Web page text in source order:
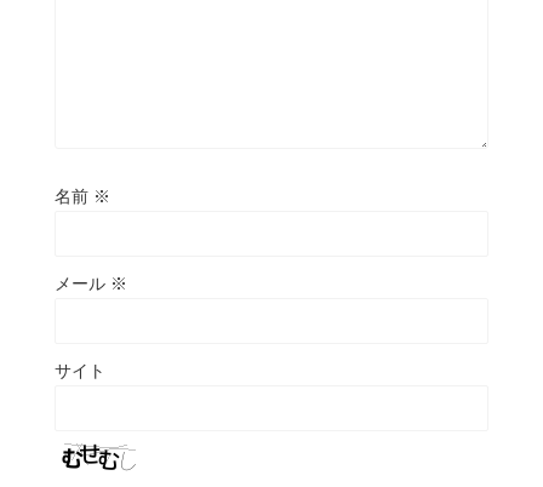
名前 ※
メール ※
サイト